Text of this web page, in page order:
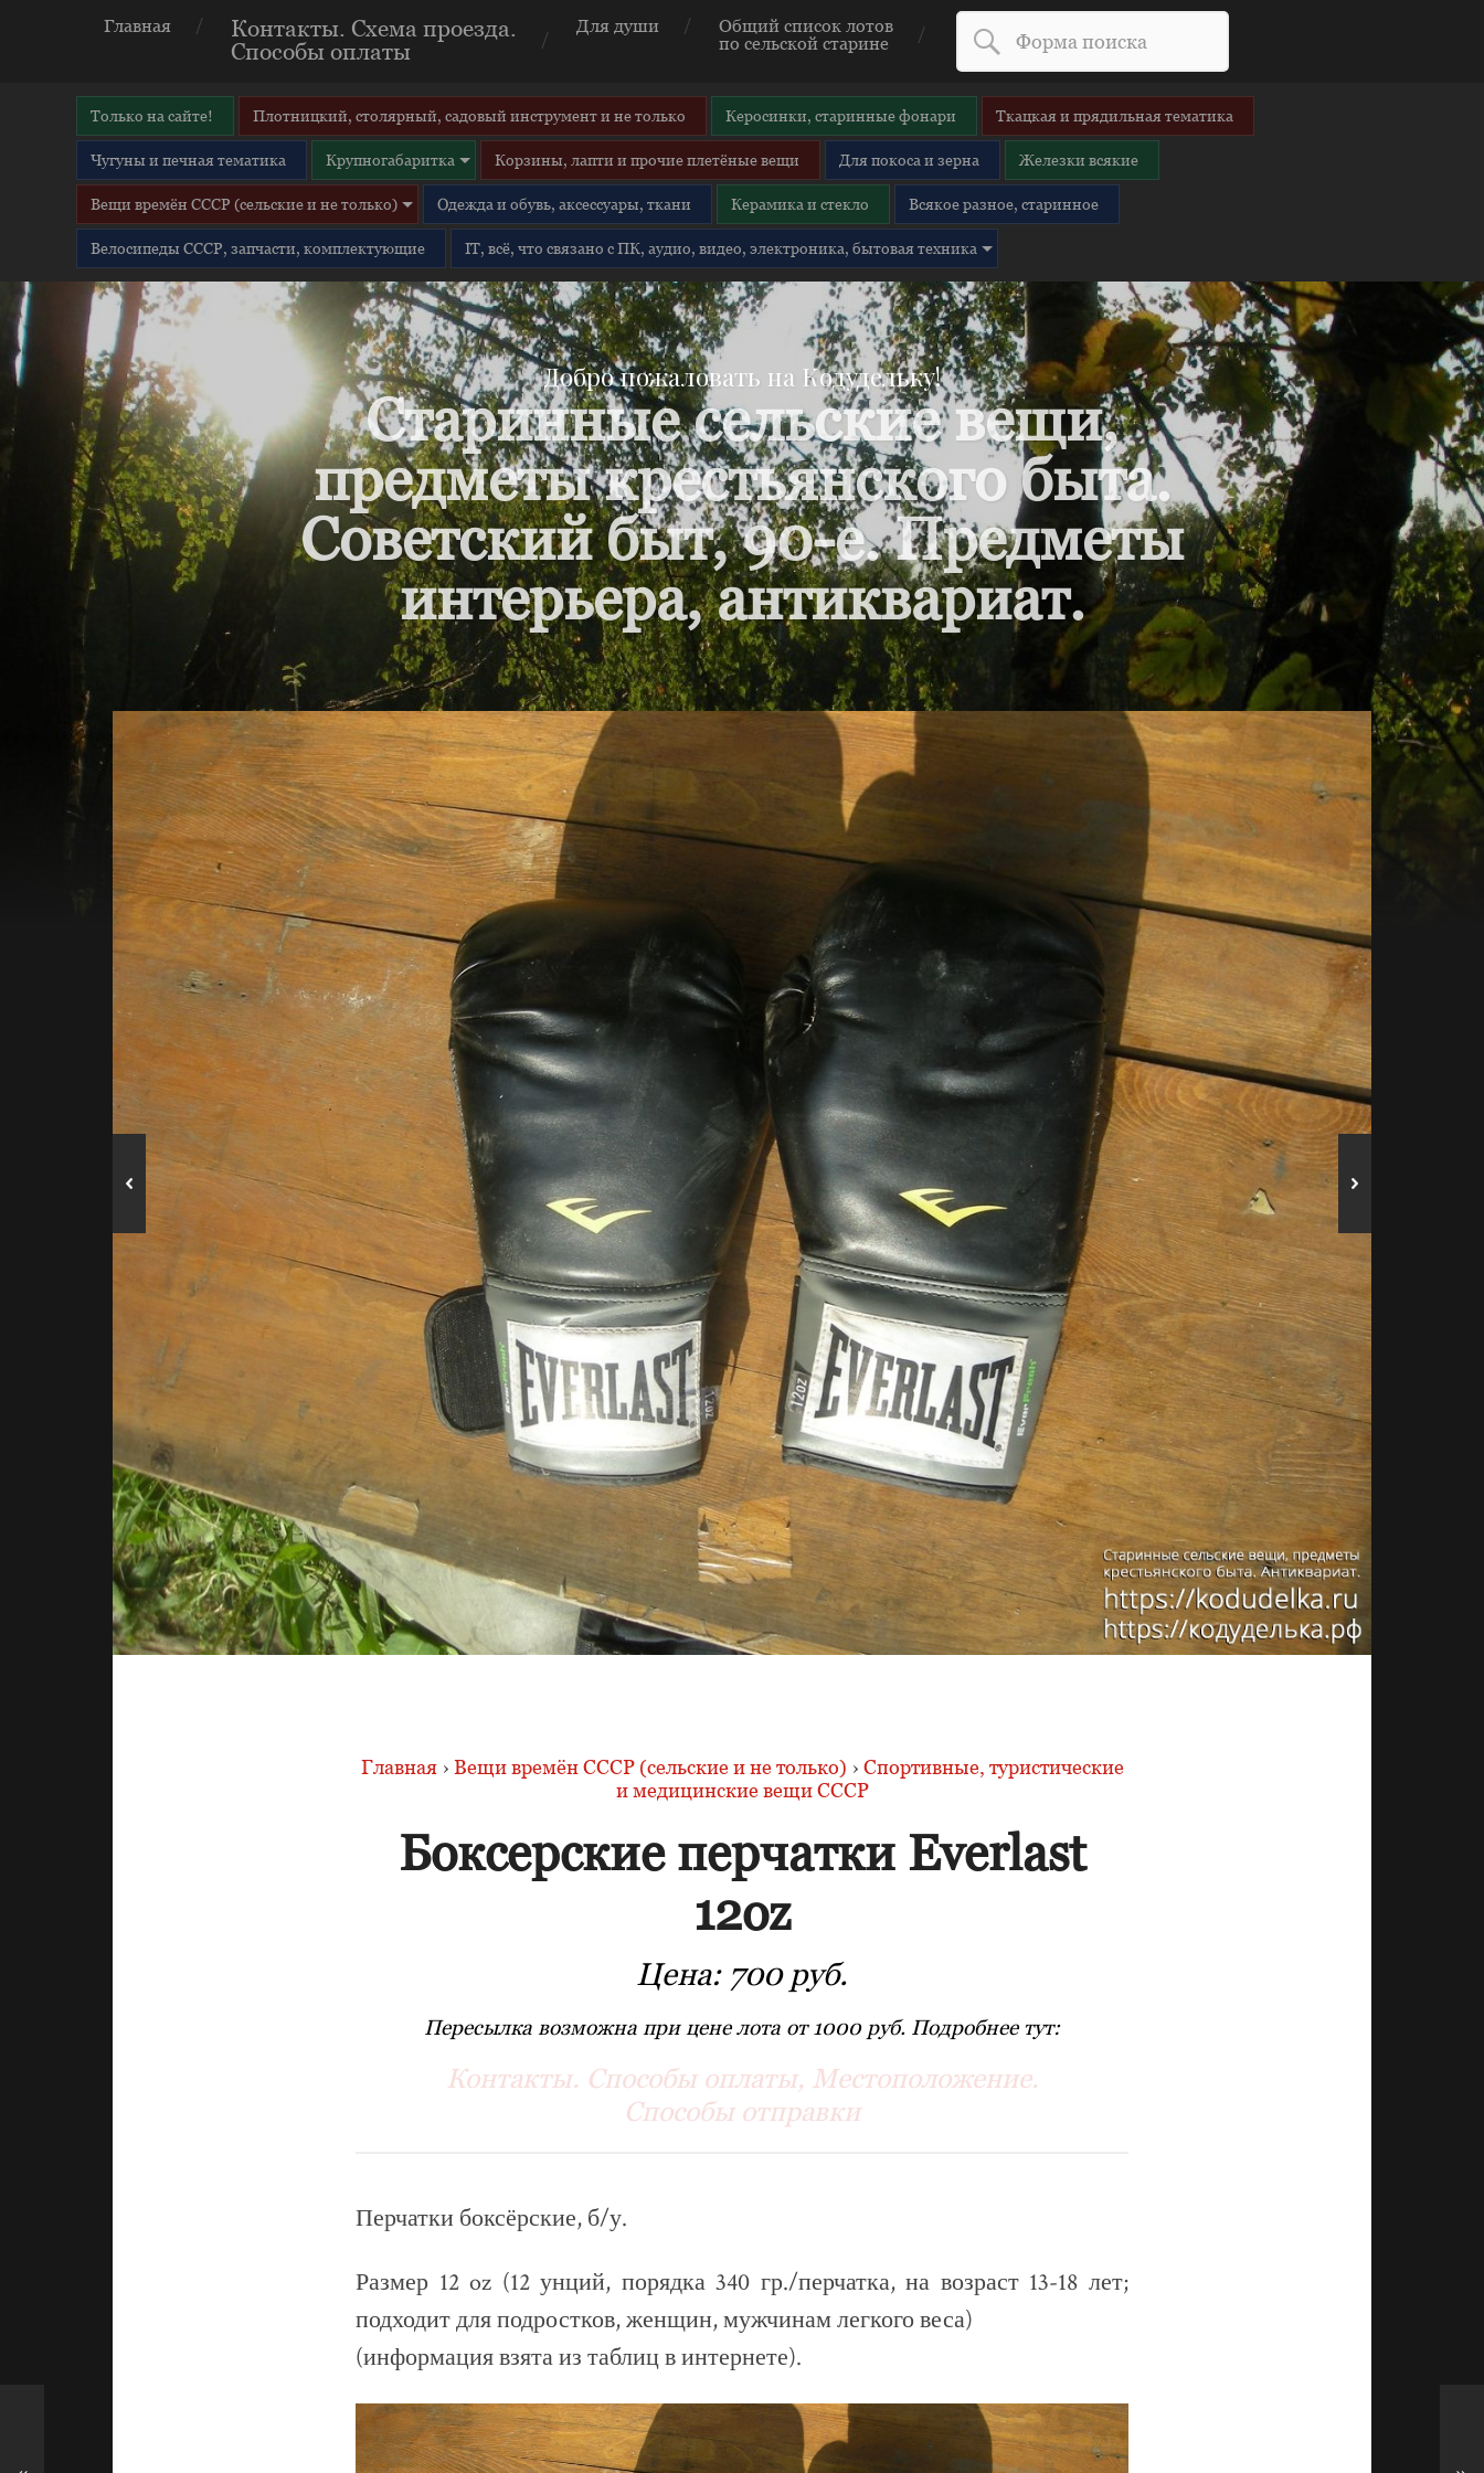
Главная
Контакты. Схема проезда.
Способы оплаты
Для души
Общий список лотов
по сельской старине
Только на сайте! Плотницкий, столярный, садовый инструмент и не только Керосинки, старинные фонари Ткацкая и прядильная тематика
Чугуны и печная тематика Крупногабаритка Корзины, лапти и прочие плетёные вещи Для покоса и зерна Железки всякие
Вещи времён СССР (сельские и не только) Одежда и обувь, аксессуары, ткани Керамика и стекло Всякое разное, старинное
Велосипеды СССР, запчасти, комплектующие IT, всё, что связано с ПК, аудио, видео, электроника, бытовая техника
Добро пожаловать на Кодудельку!
Старинные сельские вещи,
предметы крестьянского быта.
Советский быт, 90-е. Предметы
интерьера, антиквариат.
Главная › Вещи времён СССР (сельские и не только) › Спортивные, туристические
и медицинские вещи СССР
Боксерские перчатки Everlast
12oz
Цена: 700 руб.
Пересылка возможна при цене лота от 1000 руб. Подробнее тут:
Контакты. Способы оплаты, Местоположение.
Способы отправки
Перчатки боксёрские, б/у.
Размер 12 oz (12 унций, порядка 340 гр./перчатка, на возраст 13-18 лет;
подходит для подростков, женщин, мужчинам легкого веса)
(информация взята из таблиц в интернете).